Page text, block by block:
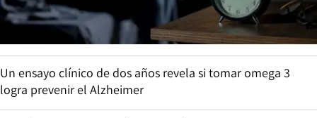
Un ensayo clínico de dos años revela si tomar omega 3
logra prevenir el Alzheimer